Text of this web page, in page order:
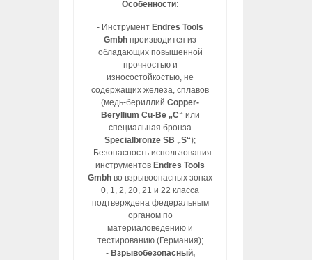
Особенности:
- Инструмент Endres Tools
Gmbh производится из
обладающих повышенной
прочностью и
износостойкостью, не
содержащих железа, сплавов
(медь-бериллийCopper-
Beryllium Cu-Be „C“ или
специальная бронза
Specialbronze SB „S“);
- Безопасность использования
инструментов Endres Tools
Gmbh во взрывоопасных зонах
0, 1, 2, 20, 21 и 22 класса
подтверждена федеральным
органом по
материаловедению и
тестированию (Германия);
- Взрывобезопасный,